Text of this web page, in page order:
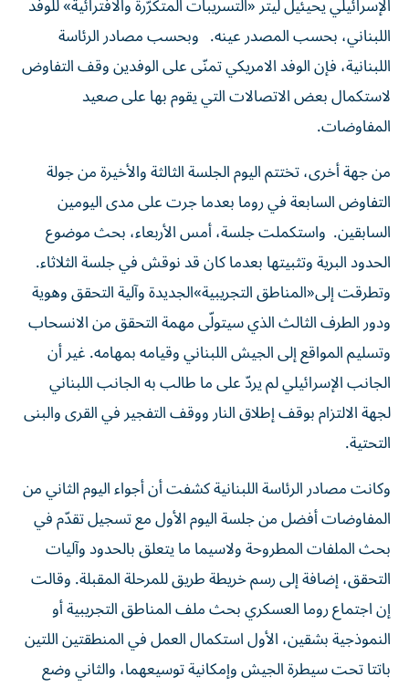
اللبناني، بحسب المصدر عينه. وبحسب مصادر الرئاسة
اللبنانية، فإن الوفد الامريكي تمنّى على الوفدين وقف التفاوض
لاستكمال بعض الاتصالات التي يقوم بها على صعيد
المفاوضات.
من جهة أخرى، تختتم اليوم الجلسة الثالثة والأخيرة من جولة
التفاوض السابعة في روما بعدما جرت على مدى اليومين
السابقين. واستكملت جلسة، أمس الأربعاء، بحث موضوع
الحدود البرية وتثبيتها بعدما كان قد نوقش في جلسة الثلاثاء.
وتطرقت إلى«المناطق التجريبية»الجديدة وآلية التحقق وهوية
ودور الطرف الثالث الذي سيتولّى مهمة التحقق من الانسحاب
وتسليم المواقع إلى الجيش اللبناني وقيامه بمهامه. غير أن
الجانب الإسرائيلي لم يردّ على ما طالب به الجانب اللبناني
لجهة الالتزام بوقف إطلاق النار ووقف التفجير في القرى والبنى
التحتية.
وكانت مصادر الرئاسة اللبنانية كشفت أن أجواء اليوم الثاني من
المفاوضات أفضل من جلسة اليوم الأول مع تسجيل تقدّم في
بحث الملفات المطروحة ولاسيما ما يتعلق بالحدود وآليات
التحقق، إضافة إلى رسم خريطة طريق للمرحلة المقبلة. وقالت
إن اجتماع روما العسكري بحث ملف المناطق التجريبية أو
النموذجية بشقين، الأول استكمال العمل في المنطقتين اللتين
باتتا تحت سيطرة الجيش وإمكانية توسيعهما، والثاني وضع